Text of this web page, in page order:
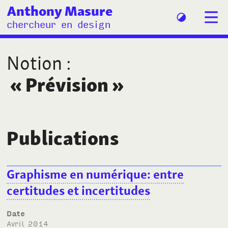
Anthony Masure
chercheur en design
Notion :
« Prévision »
Publications
Graphisme en numérique: entre
certitudes et incertitudes
Date
avril 2014